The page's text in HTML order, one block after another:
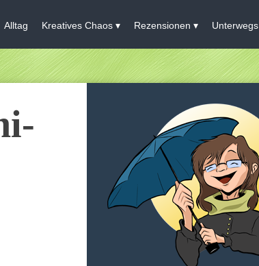
Alltag Kreatives Chaos Rezensionen Unterwegs